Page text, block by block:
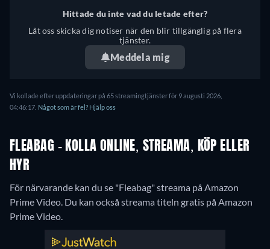
Hittade du inte vad du letade efter?
Låt oss skicka dig notiser när den blir tillgänglig på flera
tjänster.
Meddela mig
Vi kollade efter uppdateringar på 65 streamingtjänster för 9 augusti 2026,
04:46:17. Något som är fel? Hjälp oss
FLEABAG - KOLLA ONLINE, STREAMA, KÖP ELLER
HYR
För närvarande kan du se "Fleabag" streama på Amazon
Prime Video. Du kan också streama titeln gratis på Amazon
Prime Video.